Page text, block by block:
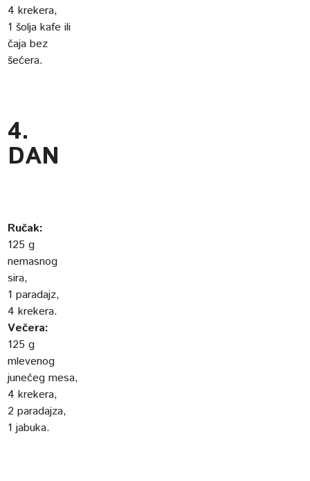
4 krekera,
1 šolja kafe ili
čaja bez
šećera.
4.
DAN
Ručak:
125 g
nemasnog
sira,
1 paradajz,
4 krekera.
Večera:
125 g
mlevenog
junećeg mesa,
4 krekera,
2 paradajza,
1 jabuka.